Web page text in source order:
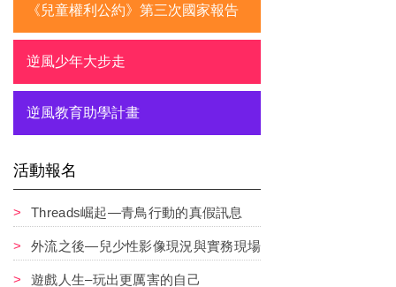
《兒童權利公約》第三次國家報告
逆風少年大步走
逆風教育助學計畫
活動報名
Threads崛起—青鳥行動的真假訊息
外流之後—兒少性影像現況與實務現場
遊戲人生–玩出更厲害的自己